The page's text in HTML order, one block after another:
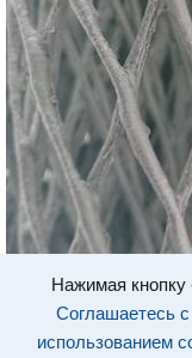
Нажимая кнопку
Соглашаетесь
использованием